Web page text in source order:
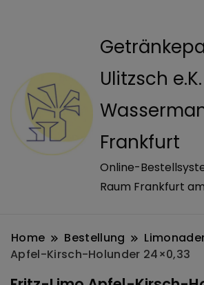
Ulitzsch
Frankfurt
Online-
Raum Frankfurt
Home Bestellung
Apfel-Kirsch-Holunder 24×0,33